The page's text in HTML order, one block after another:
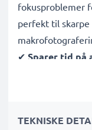
fokusproblemer
perfekt til skarpe
✔ Sparer tid på
✔Ideel til
TEKNISKE